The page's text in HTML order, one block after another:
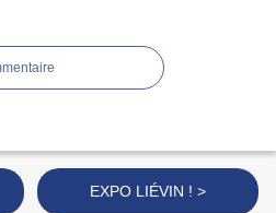
EXPO LIÉVIN ! >